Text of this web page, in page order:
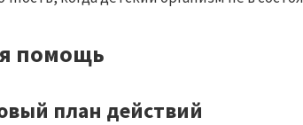
помощь
план действий